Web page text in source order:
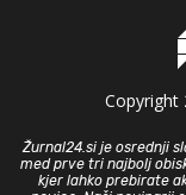
Copyright
Žurnal24.si je osrednji
med prve tri najbolj
kjer lahko prebirate